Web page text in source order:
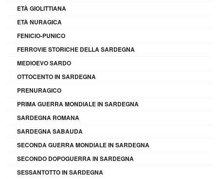
ETÀ GIOLITTIANA
ETÀ NURAGICA
FENICIO-PUNICO
FERROVIE STORICHE DELLA SARDEGNA
MEDIOEVO SARDO
OTTOCENTO IN SARDEGNA
PRENURAGICO
PRIMA GUERRA MONDIALE IN SARDEGNA
SARDEGNA ROMANA
SARDEGNA SABAUDA
SECONDA GUERRA MONDIALE IN SARDEGNA
SECONDO DOPOGUERRA IN SARDEGNA
SESSANTOTTO IN SARDEGNA